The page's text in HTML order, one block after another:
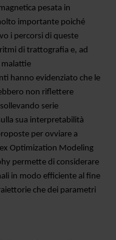
pesata in
importante poiché
i percorsi di queste
di trattografia e, ad
hanno evidenziato che le
non riflettere
serie
sua interpretabilità
per ovviare a
Optimization Modeling
permette di considerare
in modo efficiente al fine
che dei parametri